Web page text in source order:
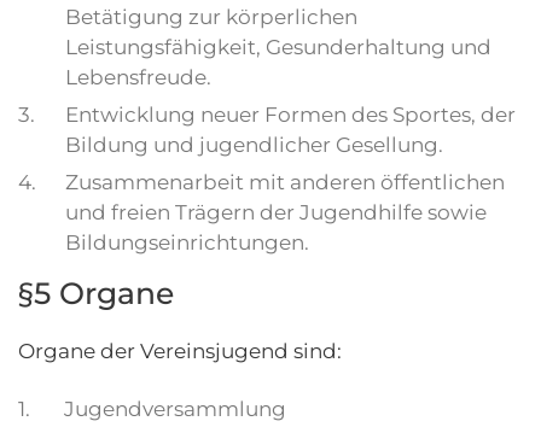
Betätigung zur körperlichen
Leistungsfähigkeit, Gesunderhaltung und
Lebensfreude.
3.
Entwicklung neuer Formen des Sportes, der
Bildung und jugendlicher Gesellung.
4.
Zusammenarbeit mit anderen öffentlichen
und freien Trägern der Jugendhilfe sowie
Bildungseinrichtungen.
§5 Organe
Organe der Vereinsjugend sind:
1.
Jugendversammlung